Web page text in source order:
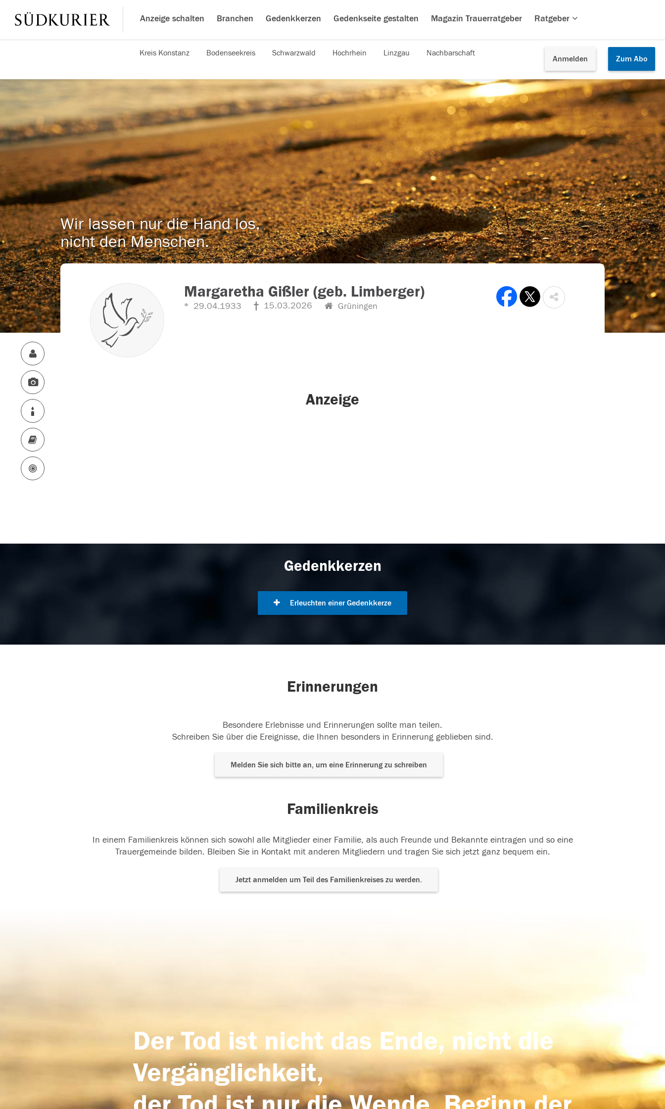
Anzeige schalten Branchen Gedenkkerzen Gedenkseite gestalten Magazin Trauerratgeber Ratgeber
Anmelden Zum Abo
Kreis Konstanz Bodenseekreis Schwarzwald Hochrhein Linzgau Nachbarschaft
Wir lassen nur die Hand los,
nicht den Menschen.
Margaretha Gißler (geb. Limberger)
29.04.1933 15.03.2026 Grüningen
Anzeige
Gedenkkerzen
Erleuchten einer Gedenkkerze
Erinnerungen
Besondere Erlebnisse und Erinnerungen sollte man teilen.
Schreiben Sie über die Ereignisse, die Ihnen besonders in Erinnerung geblieben sind.
Melden Sie sich bitte an, um eine Erinnerung zu schreiben
Familienkreis
In einem Familienkreis können sich sowohl alle Mitglieder einer Familie, als auch Freunde und Bekannte eintragen und so eine
Trauergemeinde bilden. Bleiben Sie in Kontakt mit anderen Mitgliedern und tragen Sie sich jetzt ganz bequem ein.
Jetzt anmelden um Teil des Familienkreises zu werden.
Der Tod ist nicht das Ende, nicht die
Vergänglichkeit,